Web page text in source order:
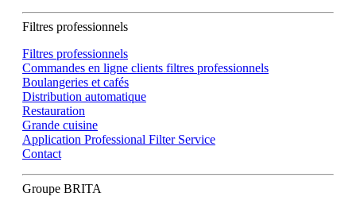
Filtres professionnels
Filtres professionnels
Commandes en ligne clients filtres professionnels
Boulangeries et cafés
Distribution automatique
Restauration
Grande cuisine
Application Professional Filter Service
Contact
Groupe BRITA